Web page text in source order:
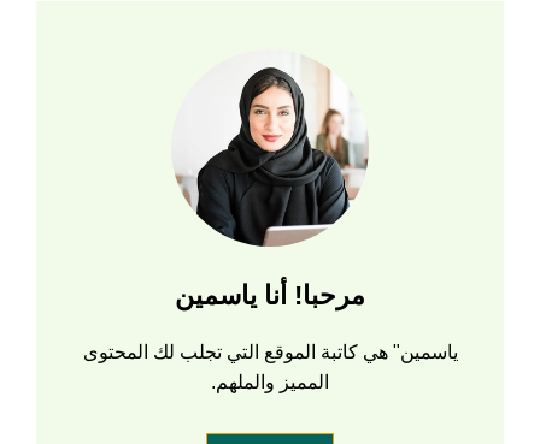
مرحبا! أنا ياسمين
ياسمين" هي كاتبة الموقع التي تجلب لك المحتوى
المميز والملهم.